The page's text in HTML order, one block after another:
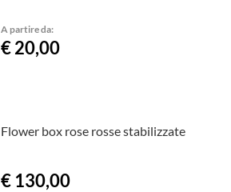
A partire da:
€ 20,00
Flower box rose rosse stabilizzate
€ 130,00